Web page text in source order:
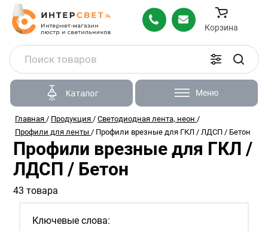
Корзина
Каталог Меню
Главная / Продукция / Светодиодная лента, неон /
Профили для ленты / Профили врезные для ГКЛ / ЛДСП / Бетон
Профили врезные для ГКЛ /
ЛДСП / Бетон
43 товара
Ключевые слова: